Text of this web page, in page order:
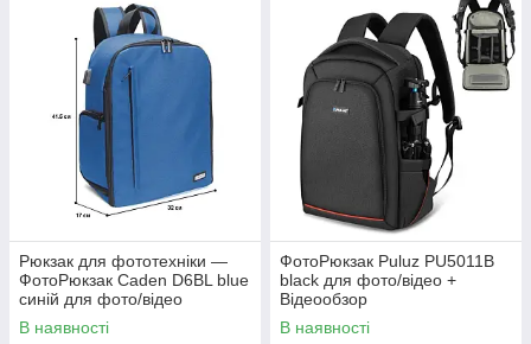
Рюкзак для фототехніки —
ФотоРюкзак Caden D6BL blue
синій для фото/відео
В наявності
ФотоРюкзак Puluz PU5011B
black для фото/відео +
Відеообзор
В наявності